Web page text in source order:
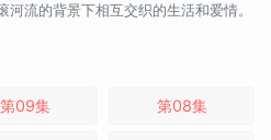
流的背景下相互交织的生活和爱情。
第09集 第08集